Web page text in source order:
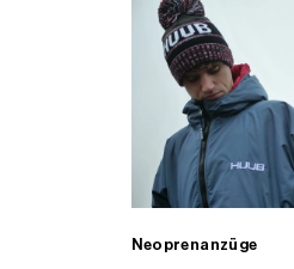
Neoprenanzüge